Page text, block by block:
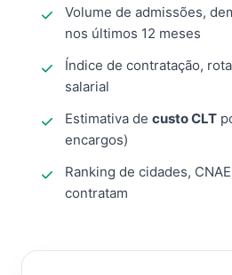
Volume de admissões,
nos últimos 12 meses
Índice de contratação,
salarial
Estimativa de custo CLT
encargos)
Ranking de cidades,
contratam